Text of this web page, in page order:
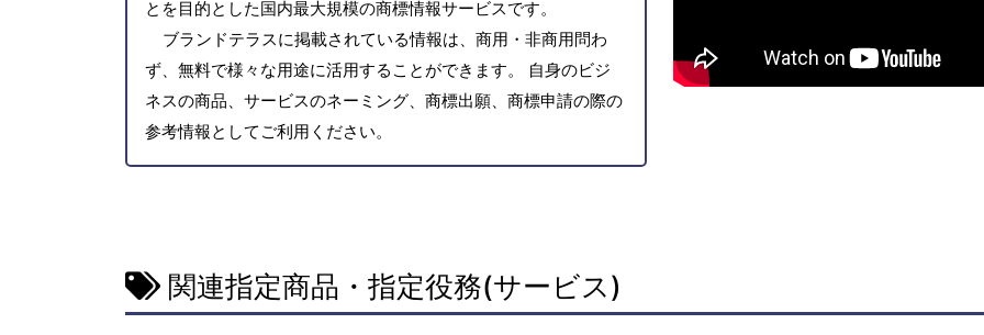
とを目的とした国内最大規模の商標情報サービスです。
ブランドテラスに掲載されている情報は、商用・非商用問わ
ず、無料で様々な用途に活用することができます。 自身のビジ
ネスの商品、サービスのネーミング、商標出願、商標申請の際の
参考情報としてご利用ください。
関連指定商品・指定役務(サービス)